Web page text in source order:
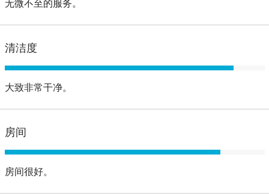
无微不至的服务。
清洁度
大致非常干净。
房间
房间很好。